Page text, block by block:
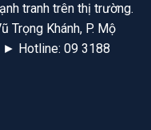
tranh trên thị trường.
Trọng Khánh, P. Mộ
► Hotline: 09 3188